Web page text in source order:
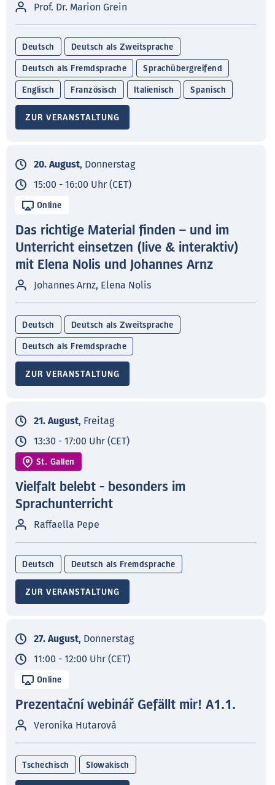
Prof. Dr. Marion Grein
Deutsch Deutsch als Zweitsprache
Deutsch als Fremdsprache Sprachübergreifend
Englisch Französisch Italienisch Spanisch
ZUR VERANSTALTUNG
20. August, Donnerstag
15:00 - 16:00 Uhr (CET)
Online
Das richtige Material finden – und im
Unterricht einsetzen (live & interaktiv)
mit Elena Nolis und Johannes Arnz
Johannes Arnz, Elena Nolis
Deutsch Deutsch als Zweitsprache
Deutsch als Fremdsprache
ZUR VERANSTALTUNG
21. August, Freitag
13:30 - 17:00 Uhr (CET)
St. Gallen
Vielfalt belebt - besonders im
Sprachunterricht
Raffaella Pepe
Deutsch Deutsch als Fremdsprache
ZUR VERANSTALTUNG
27. August, Donnerstag
11:00 - 12:00 Uhr (CET)
Online
Prezentační webinář Gefällt mir! A1.1.
Veronika Hutarová
Tschechisch Slowakisch